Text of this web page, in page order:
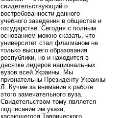
свидетельствующий о
востребованности данного
учебного заведения в обществе и
государстве. Сегодня с полным
основанием можно сказать, что
университет стал флагманом не
только высшего образования
республики, но и находится в
десятке лидеров национальных
вузов всей Украины. Мы
признательны Президенту Украины
Л. Кучме за внимание к работе
этого замечательного вуза.
Свидетельством тому является
подписание им указа,
касающегося Таврического